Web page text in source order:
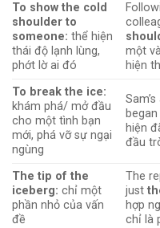
To show the cold
shoulder to
someone: thể hiện
thái độ lạnh lùng,
phớt lờ ai đó
một
hiện
To break the ice:
khám phá/ mở đầu
cho một tình bạn
mới, phá vỡ sự ngại
ngùng
hiện
đầu
The tip of the
iceberg: chỉ một
phần nhỏ của vấn
đề
The
just
hợp
chỉ là